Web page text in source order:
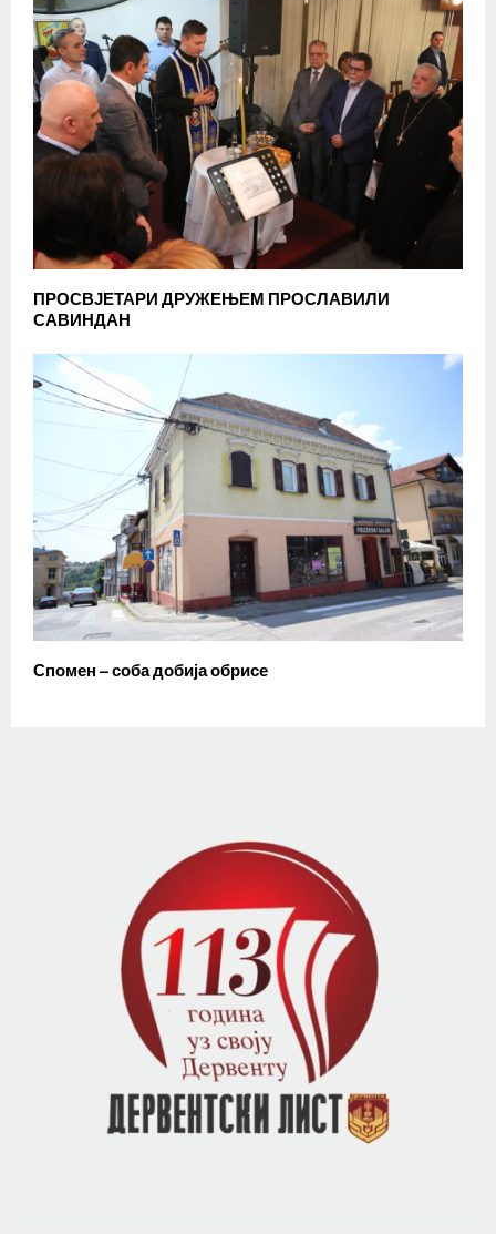
ПРОСВЈЕТАРИ ДРУЖЕЊЕМ ПРОСЛАВИЛИ
САВИНДАН
Спомен – соба добија обрисе